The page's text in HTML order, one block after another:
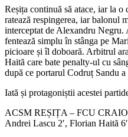
Reșița continuă să atace, iar la
ratează respingerea, iar balonul
interceptat de Alexandru Negru.
fentează simplu în stânga pe
picioare și îl doboară. Arbitrul
Haită care bate penalty-ul cu
după ce portarul Codruț Sandu a
Iată și protagoniștii acestei
ACSM REȘIȚA – FCU
Andrei Lascu 2′, Florian Haită